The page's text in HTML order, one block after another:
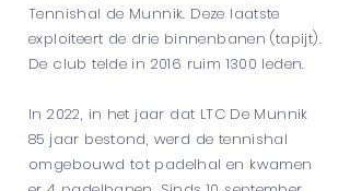
Tennishal de Munnik. Deze laatste
exploiteert de drie binnenbanen (tapijt).
De club telde in 2016 ruim 1300 leden.
In 2022, in het jaar dat LTC De Munnik
85 jaar bestond, werd de tennishal
omgebouwd tot padelhal en kwamen